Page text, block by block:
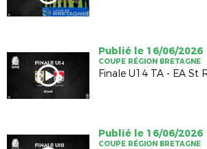
Publié le 16/06/2026
COUPE RÉGION BRETAGNE
Publié le 16/06/2026
COUPE RÉGION BRETAGNE